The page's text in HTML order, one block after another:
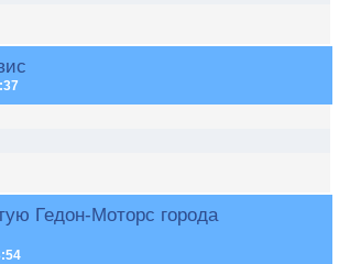
Гедон-Моторс города